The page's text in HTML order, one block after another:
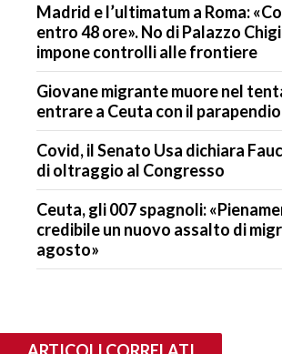
Madrid e l’ultimatum a Roma:
entro 48 ore». No di Palazzo
impone controlli alle frontiere
Giovane migrante muore nel
entrare a Ceuta con il parapendio
Covid, il Senato Usa dichiara
di oltraggio al Congresso
Ceuta, gli 007 spagnoli:
credibile un nuovo assalto di
agosto»
ARTICOLI CORRELATI